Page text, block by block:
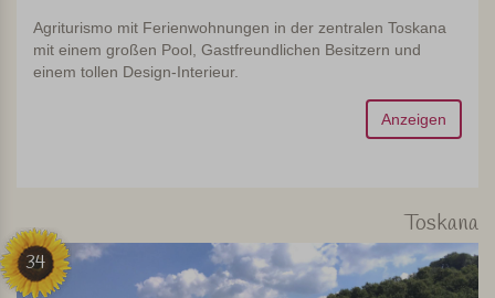
Agriturismo mit Ferienwohnungen in der zentralen Toskana
mit einem großen Pool, Gastfreundlichen Besitzern und
einem tollen Design-Interieur.
Anzeigen
Toskana
34